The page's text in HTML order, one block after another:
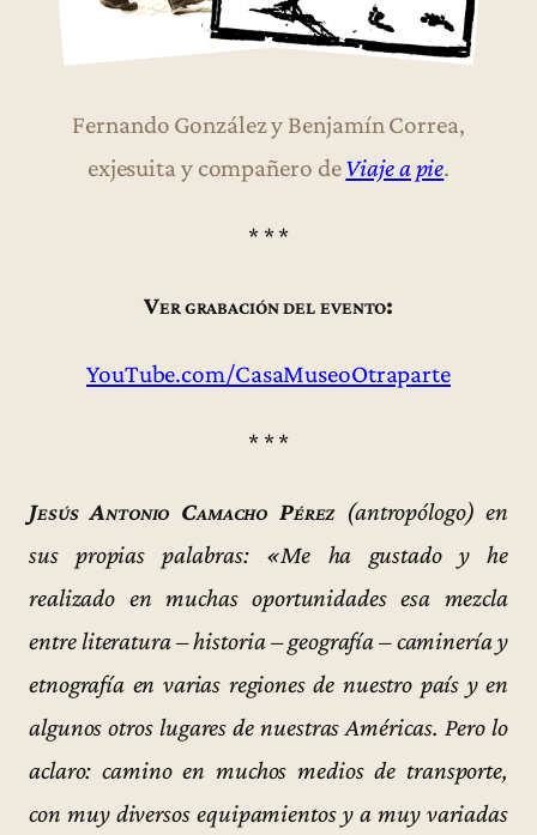
Fernando González y Benjamín Correa,
exjesuita y compañero deViaje a pie.
* * *
Ver grabación del evento:
YouTube.com/CasaMuseoOtraparte
* * *
Jesús Antonio Camacho Pérez(antropólogo) en
sus propias palabras: «Me ha gustado y he
realizado en muchas oportunidades esa mezcla
entre literatura – historia – geografía – caminería y
etnografía en varias regiones de nuestro país y en
algunos otros lugares de nuestras Américas. Pero lo
aclaro: camino en muchos medios de transporte,
con muy diversos equipamientos y a muy variadas